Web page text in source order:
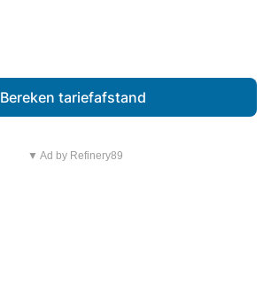
Bereken tariefafstand
▼ Ad by Refinery89